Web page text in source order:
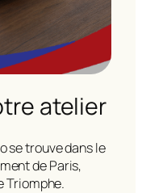
atelier
se trouve dans le
de Paris,
Triomphe.